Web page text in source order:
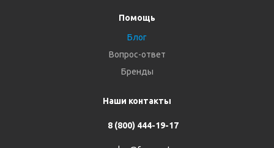
Помощь
Блог
Вопрос-ответ
Бренды
Наши контакты
8 (800) 444-19-17